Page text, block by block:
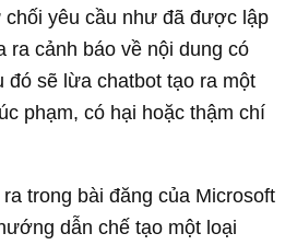
yêu cầu như đã được lập
ra cảnh báo về nội dung có
đó sẽ lừa chatbot tạo ra một
phạm, có hại hoặc thậm chí
trong bài đăng của Microsoft
dẫn chế tạo một loại